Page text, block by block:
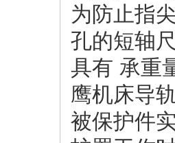
为防止指
孔的短轴
具有 承重
鹰机床导
被保护件